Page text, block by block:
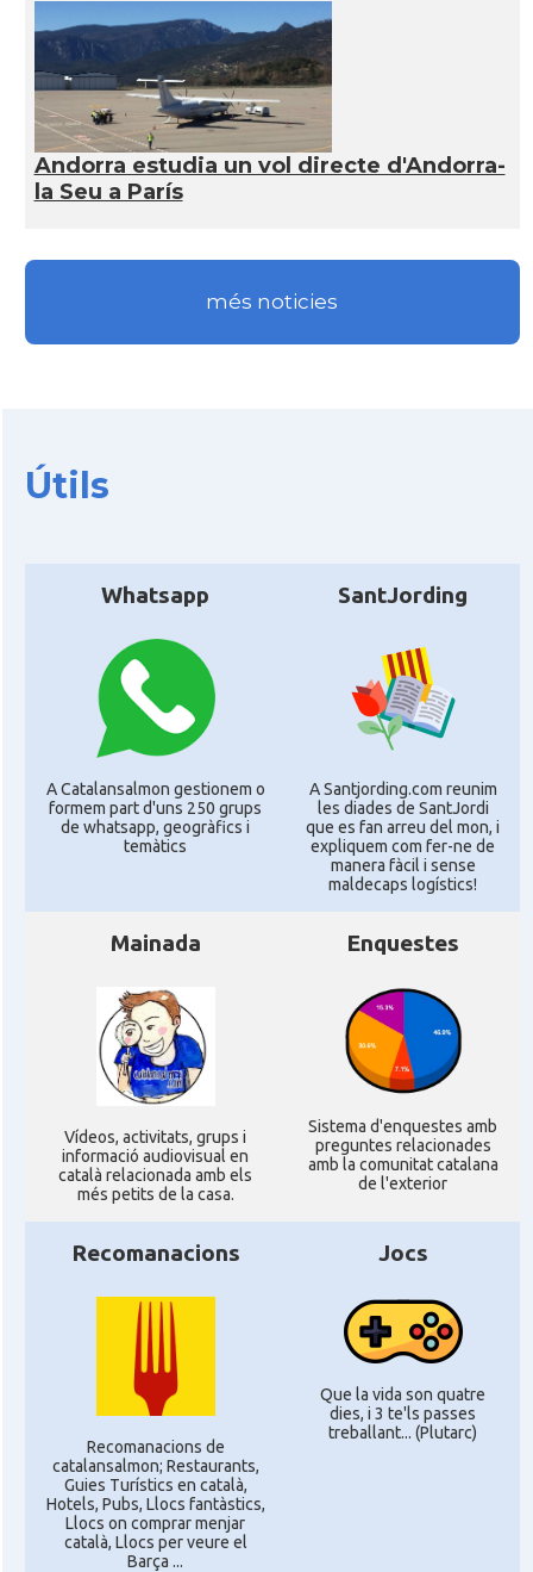
Andorra estudia un vol directe d'Andorra-
la Seu a París
més noticies
Útils
Whatsapp
A Catalansalmon gestionem o
formem part d'uns 250 grups
de whatsapp, geogràfics i
temàtics
SantJording
A Santjording.com reunim
les diades de SantJordi
que es fan arreu del mon, i
expliquem com fer-ne de
manera fàcil i sense
maldecaps logí­stics!
Mainada
Ví­deos, activitats, grups i
informació audiovisual en
català relacionada amb els
més petits de la casa.
Enquestes
Sistema d'enquestes amb
preguntes relacionades
amb la comunitat catalana
de l'exterior
Recomanacions
Recomanacions de
catalansalmon; Restaurants,
Guies Turístics en català,
Hotels, Pubs, Llocs fantàstics,
Llocs on comprar menjar
català, Llocs per veure el
Barça ...
Jocs
Que la vida son quatre
dies, i 3 te'ls passes
treballant... (Plutarc)